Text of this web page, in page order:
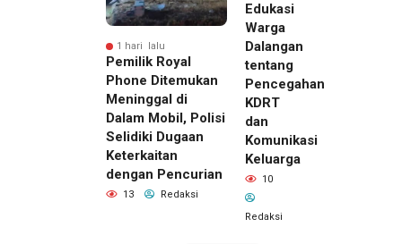
1 hari lalu
Pemilik Royal
Phone Ditemukan
Meninggal di
Dalam Mobil, Polisi
Selidiki Dugaan
Keterkaitan
dengan Pencurian
13 Redaksi
Edukasi
Warga
Dalangan
tentang
Pencegahan
KDRT
dan
Komunikasi
Keluarga
10
Redaksi